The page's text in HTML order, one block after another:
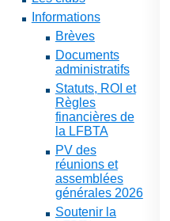
Informations
Brèves
Documents
administratifs
Statuts, ROI et
Règles
financières de
la LFBTA
PV des
réunions et
assemblées
générales 2026
Soutenir la